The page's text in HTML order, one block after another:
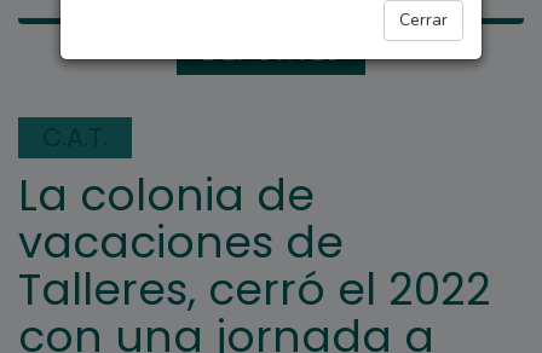
Cerrar
DEPORTES
La colonia de
vacaciones de
Talleres, cerró el 2022
con una jornada a